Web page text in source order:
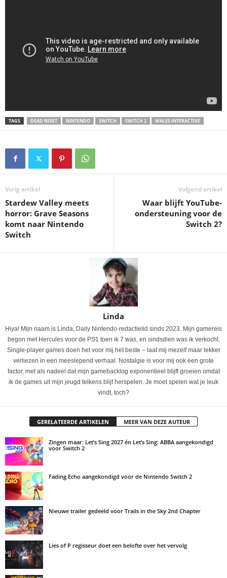
TAGS DEAD RESET NINTENDO SWITCH SWITCH 2 WALES INTERACTIVE
Vorig artikel
Stardew Valley meets
horror: Grave Seasons
komt naar Nintendo
Switch
Volgend artikel
Waar blijft YouTube-
ondersteuning voor de
Switch 2?
Linda
Hiya! Mijn naam is Linda, Daily Nintendo-redactielid sinds 2023. Mijn gamereis
begon met Hercules voor de PS1 toen ik 7 was, en sindsdien was ik verkocht.
Single-player games doen het voor mij het beste – laat mij mezelf maar lekker
verliezen in een meeslepend verhaal. Nostalgie is voor mij ook een grote
factor, met als nadeel dat mijn gamebacklog exponentieel blijft groeien omdat
ik de games uit mijn jeugd telkens blijf herspelen. Je moet spelen wat je leuk
vindt, toch?
GERELATEERDE ARTIKELEN MEER VAN DEZE AUTEUR
Zingen maar: Let’s Sing 2027 én Let’s Sing: ABBA aangekondigd
voor Switch 2
Fading Echo aangekondigd voor de Nintendo Switch 2
Nieuwe trailer gedeeld voor Trails in the Sky 2nd Chapter
Lies of P regisseur doet een belofte over het vervolg